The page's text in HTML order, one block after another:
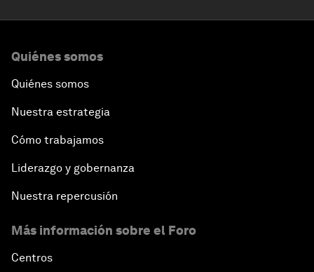
Quiénes somos
Quiénes somos
Nuestra estrategia
Cómo trabajamos
Liderazgo y gobernanza
Nuestra repercusión
Más información sobre el Foro
Centros